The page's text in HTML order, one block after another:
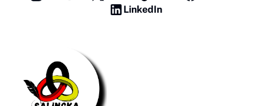
LinkedIn